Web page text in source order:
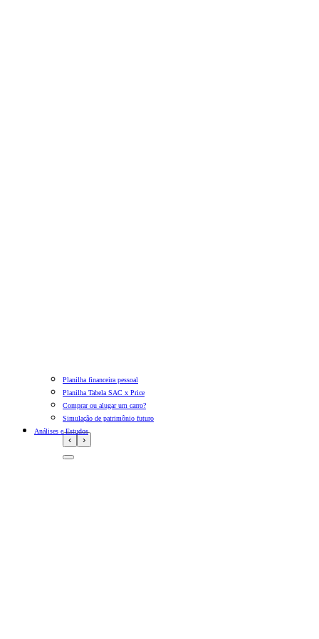
‹ ›
Planilha financeira pessoal
Planilha Tabela SAC x Price
Comprar ou alugar um carro?
Simulação de patrimônio futuro
Análises e Estudos